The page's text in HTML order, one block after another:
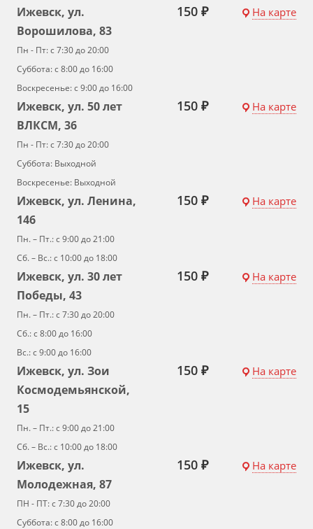
Ижевск, ул.
Ворошилова, 83
Пн - Пт: с 7:30 до 20:00
Суббота: с 8:00 до 16:00
Воскресенье: с 9:00 до 16:00
150 ₽ На карте
Ижевск, ул. 50 лет
ВЛКСМ, 36
Пн - Пт: с 7:30 до 20:00
Суббота: Выходной
Воскресенье: Выходной
150 ₽ На карте
Ижевск, ул. Ленина,
146
Пн. – Пт.: с 9:00 до 21:00
Сб. – Вс.: с 10:00 до 18:00
150 ₽ На карте
Ижевск, ул. 30 лет
Победы, 43
Пн. – Пт.: с 7:30 до 20:00
Сб.: с 8:00 до 16:00
Вс.: с 9:00 до 16:00
150 ₽ На карте
Ижевск, ул. Зои
Космодемьянской,
15
Пн. – Пт.: с 9:00 до 21:00
Сб. – Вс.: с 10:00 до 18:00
150 ₽ На карте
Ижевск, ул.
Молодежная, 87
ПН - ПТ: с 7:30 до 20:00
Суббота: с 8:00 до 16:00
150 ₽ На карте